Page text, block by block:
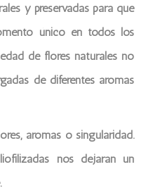
y preservadas para que
único en todos los
de flores naturales no
de diferentes aromas
aromas o singularidad.
nos dejaran un